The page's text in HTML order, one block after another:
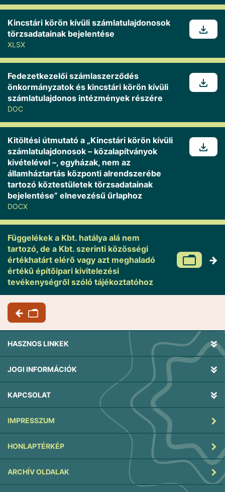
Kincstári körön kívüli számlatulajdonosok
törzsadatainak bejelentése
XLSX
Fedezetkezelői számlaszerződés
önkormányzatok és kincstári körön kívüli
számlatulajdonos intézmények részére
DOC
Kitöltési útmutató a „Kincstári körön kívüli
számlatulajdonosok – közalapítványok
kivételével –, egyházak, nem az
államháztartás központi alrendszerébe
tartozó köztestületek törzsadatainak
bejelentése” elnevezésű űrlaphoz
DOCX
Függelékek a Kbt. hatálya alá nem
tartozó, de a Kbt. szerinti közösségi
értékhatárt elérõ vagy azt meghaladó
értékû építõipari kivitelezési
tevékenységről szóló tájékoztatóhoz
HASZNOS LINKEK
JOGI INFORMÁCIÓK
KAPCSOLAT
IMPRESSZUM
HONLAPTÉRKÉP
ARCHÍV OLDALAK